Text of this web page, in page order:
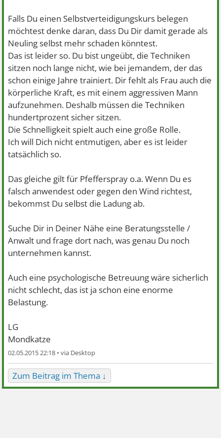
Falls Du einen Selbstverteidigungskurs belegen
möchtest denke daran, dass Du Dir damit gerade als
Neuling selbst mehr schaden könntest.
Das ist leider so. Du bist ungeübt, die Techniken
sitzen noch lange nicht, wie bei jemandem, der das
schon einige Jahre trainiert. Dir fehlt als Frau auch die
körperliche Kraft, es mit einem aggressiven Mann
aufzunehmen. Deshalb müssen die Techniken
hundertprozent sicher sitzen.
Die Schnelligkeit spielt auch eine große Rolle.
Ich will Dich nicht entmutigen, aber es ist leider
tatsächlich so.
Das gleiche gilt für Pfefferspray o.a. Wenn Du es
falsch anwendest oder gegen den Wind richtest,
bekommst Du selbst die Ladung ab.
Suche Dir in Deiner Nähe eine Beratungsstelle /
Anwalt und frage dort nach, was genau Du noch
unternehmen kannst.
Auch eine psychologische Betreuung wäre sicherlich
nicht schlecht, das ist ja schon eine enorme
Belastung.
LG
Mondkatze
02.05.2015 22:18 •
Zum Beitrag im Thema ↓